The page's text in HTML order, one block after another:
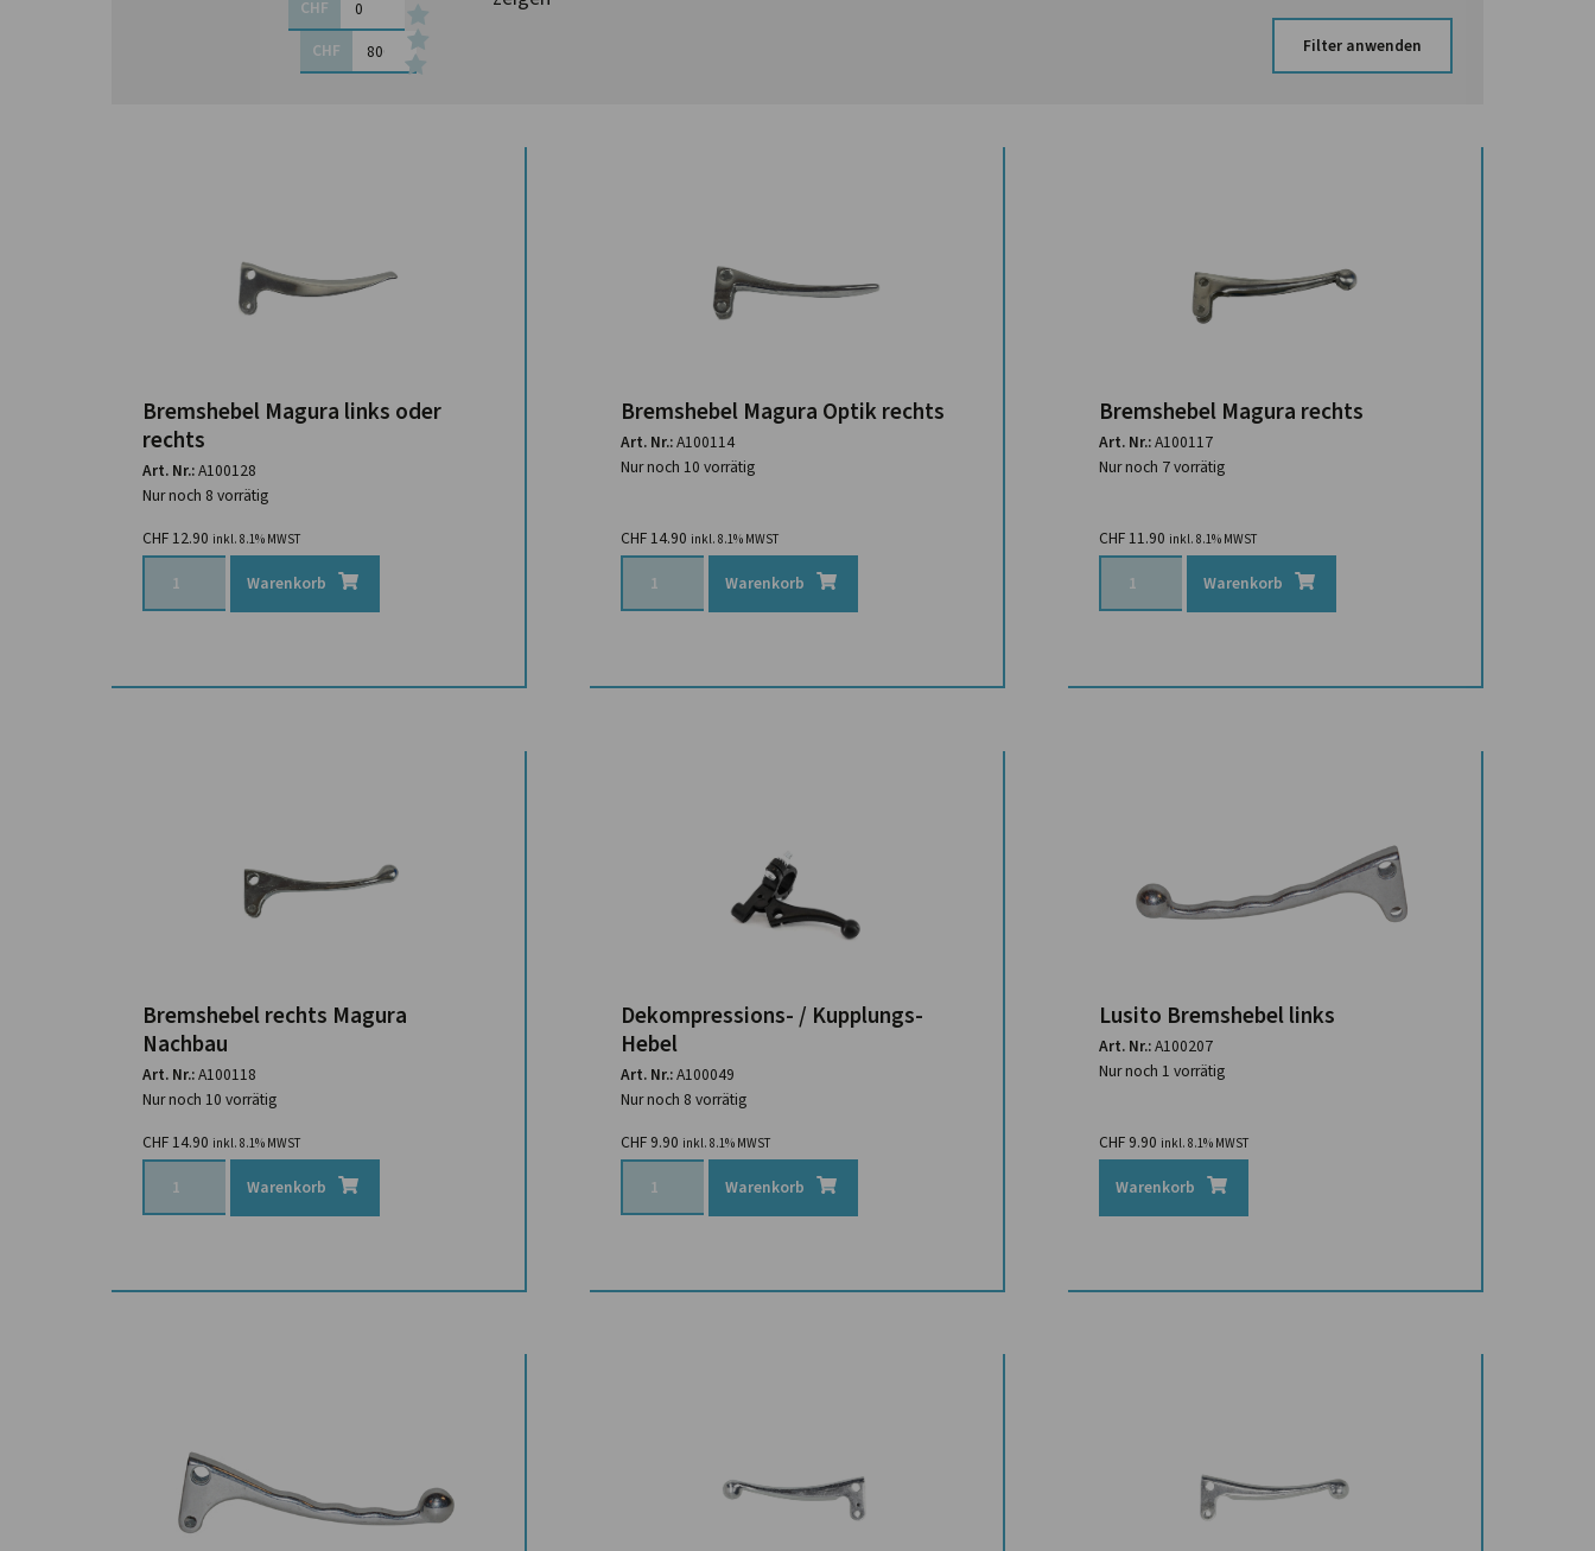
CHF
CHF
Filter anwenden
Bremshebel Magura links oder
rechts
Art. Nr.:A100128
Nur noch 8 vorrätig
CHF 12.90 inkl. 8.1% MWST
Warenkorb
Bremshebel Magura Optik rechts
Art. Nr.:A100114
Nur noch 10 vorrätig
CHF 14.90 inkl. 8.1% MWST
Warenkorb
Bremshebel Magura rechts
Art. Nr.:A100117
Nur noch 7 vorrätig
CHF 11.90 inkl. 8.1% MWST
Warenkorb
Bremshebel rechts Magura
Nachbau
Art. Nr.:A100118
Nur noch 10 vorrätig
CHF 14.90 inkl. 8.1% MWST
Warenkorb
Dekompressions- / Kupplungs-
Hebel
Art. Nr.:A100049
Nur noch 8 vorrätig
CHF 9.90 inkl. 8.1% MWST
Warenkorb
Lusito Bremshebel links
Art. Nr.:A100207
Nur noch 1 vorrätig
CHF 9.90 inkl. 8.1% MWST
Warenkorb